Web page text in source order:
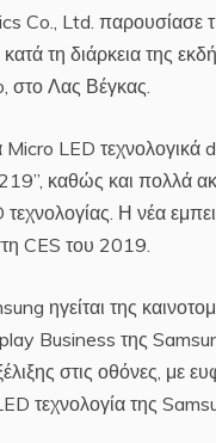
Co., Ltd. παρουσίασε
τη διάρκεια της
στο Λας Βέγκας.
Micro LED
καθώς και πολλά
Η νέα
CES του 2019.
ηγείται της
Business της
στις οθόνες, με
τεχνολογία της